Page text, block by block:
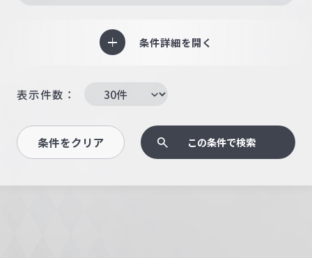
条件詳細を開く
表示件数：
条件をクリア この条件で検索